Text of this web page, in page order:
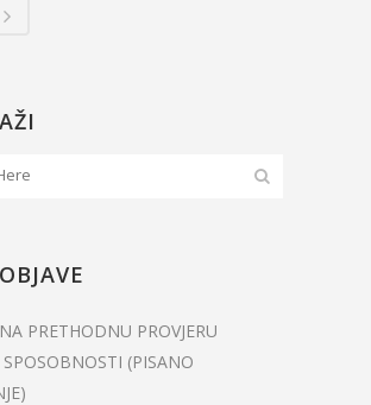
PRETHODNU PROVJERU
(PISANO